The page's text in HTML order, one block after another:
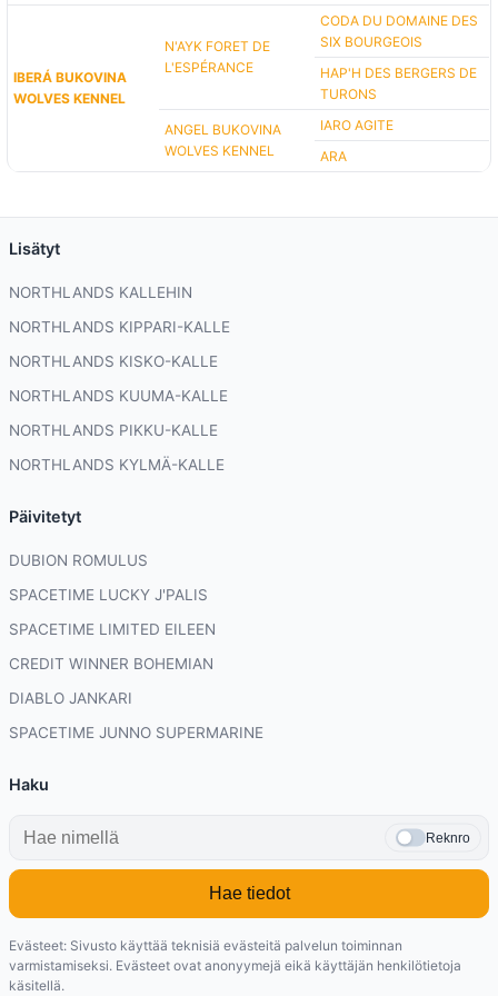
IBERÁ BUKOVINA
WOLVES KENNEL
N'AYK FORET DE
L'ESPÉRANCE
CODA DU DOMAINE DES
SIX BOURGEOIS
HAP'H DES BERGERS DE
TURONS
ANGEL BUKOVINA
WOLVES KENNEL
IARO AGITE
ARA
Lisätyt
NORTHLANDS KALLEHIN
NORTHLANDS KIPPARI-KALLE
NORTHLANDS KISKO-KALLE
NORTHLANDS KUUMA-KALLE
NORTHLANDS PIKKU-KALLE
NORTHLANDS KYLMÄ-KALLE
Päivitetyt
DUBION ROMULUS
SPACETIME LUCKY J'PALIS
SPACETIME LIMITED EILEEN
CREDIT WINNER BOHEMIAN
DIABLO JANKARI
SPACETIME JUNNO SUPERMARINE
Haku
Reknro
Hae tiedot
Evästeet: Sivusto käyttää teknisiä evästeitä palvelun toiminnan
varmistamiseksi. Evästeet ovat anonyymejä eikä käyttäjän henkilötietoja
käsitellä.